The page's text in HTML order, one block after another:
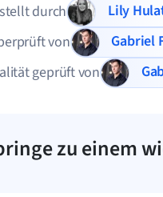
durch
Lily
von
Gabriel
geprüft von
zu einem